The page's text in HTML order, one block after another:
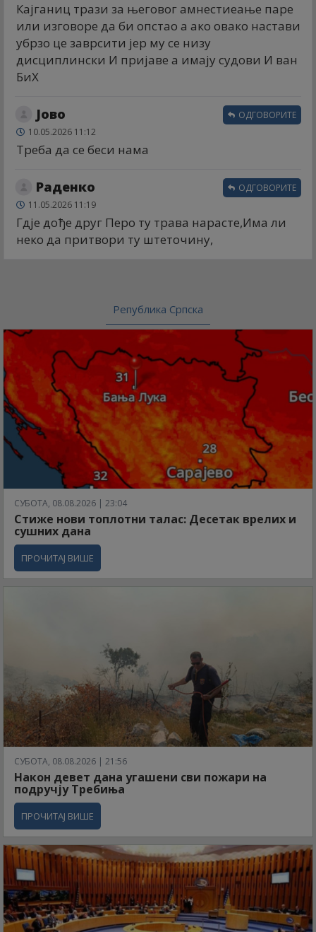
Кајганиц трази за његовог амнестиеање паре
или изговоре да би опстао а ако овако настави
убрзо це заврсити јер му се низу
дисциплински И пријаве а имају судови И ван
БиХ
Јово
10.05.2026 11:12
Треба да се беси нама
ОДГОВОРИТЕ
Раденко
11.05.2026 11:19
Гдје дође друг Перо ту трава нарасте,Има ли
неко да притвори ту штеточину,
ОДГОВОРИТЕ
Република Српска
СУБОТА, 08.08.2026 | 23:04
Стиже нови топлотни талас: Десетак врелих и
сушних дана
ПРОЧИТАЈ ВИШЕ
СУБОТА, 08.08.2026 | 21:56
Након девет дана угашени сви пожари на
подручју Требиња
ПРОЧИТАЈ ВИШЕ